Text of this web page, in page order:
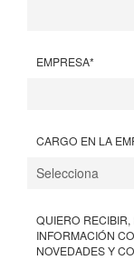
EMPRESA*
CARGO EN LA
QUIERO
INFORMACIÓN
NOVEDADES Y